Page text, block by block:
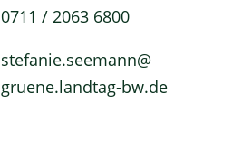
0711 / 2063 6800
stefanie.seemann@
gruene.landtag-bw.de